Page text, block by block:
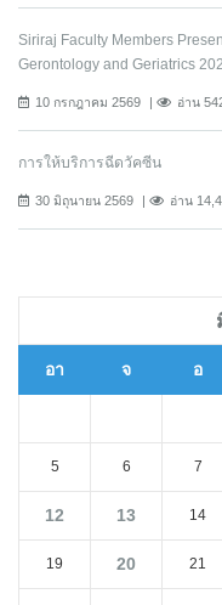
Siriraj Faculty Members
Gerontology and Geriatrics
10 กรกฎาคม 2569 อ่าน
การให้บริการฉีดวัคซีน
30 มิถุนายน 2569 อ่าน
อา จ อ
5 6 7
12 13 14
19 20 21